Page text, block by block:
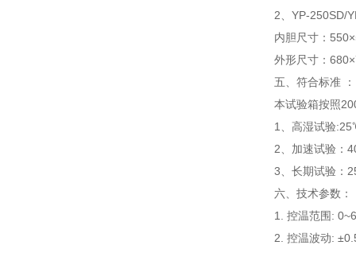
2、YP-250SD/
内胆尺寸：
外形尺寸：
五、符合标准 ：
本试验箱按照
1、高湿试验
2、加速试验：
3、长期试验：
六、 技术参数：
1. 控温范围:
2. 控温波动: